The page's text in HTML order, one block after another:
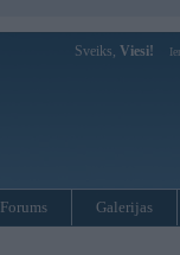
Sveiks, Viesi!
Forums Galerijas